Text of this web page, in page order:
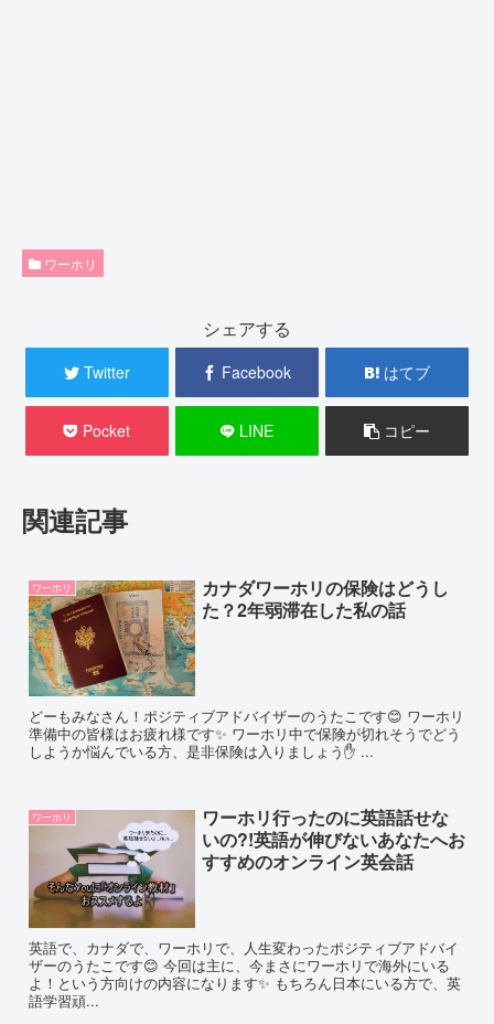
ワーホリ
シェアする
Twitter Facebook はてブ
Pocket LINE コピー
関連記事
ワーホリ
カナダワーホリの保険はどうし
た？2年弱滞在した私の話
どーもみなさん！ポジティブアドバイザーのうたこです😊 ワーホリ
準備中の皆様はお疲れ様です✨ ワーホリ中で保険が切れそうでどう
しようか悩んでいる方、是非保険は入りましょう✋ ...
ワーホリ
ワーホリ行ったのに英語話せな
いの?!英語が伸びないあなたへお
すすめのオンライン英会話
英語で、カナダで、ワーホリで、人生変わったポジティブアドバイ
ザーのうたこです😊 今回は主に、今まさにワーホリで海外にいる
よ！という方向けの内容になります✨ もちろん日本にいる方で、英
語学習頑...